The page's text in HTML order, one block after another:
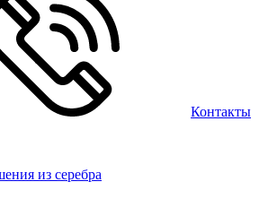
Контакты
из серебра